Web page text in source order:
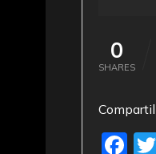
0
SHARES
F